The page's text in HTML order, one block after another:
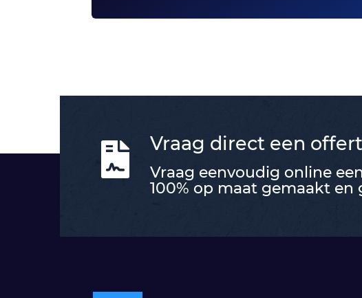
 Vraag direct een
Vraag eenvoudig online
100% op maat gemaakt en